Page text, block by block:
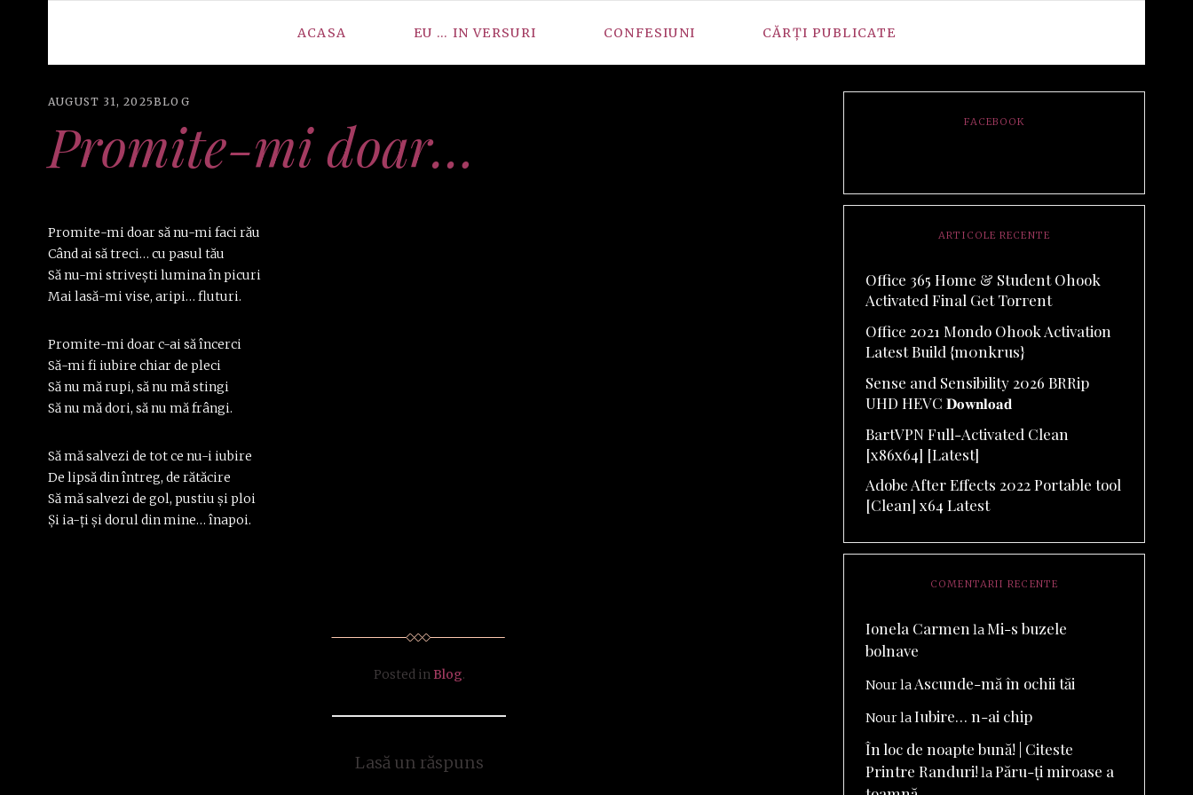
ACASA EU … IN VERSURI CONFESIUNI CĂRȚI PUBLICATE
AUGUST 31, 2025BLOG
Promite-mi doar…
Promite-mi doar să nu-mi faci rău
Când ai să treci… cu pasul tău
Să nu-mi strivești lumina în picuri
Mai lasă-mi vise, aripi… fluturi.
Promite-mi doar c-ai să încerci
Să-mi fi iubire chiar de pleci
Să nu mă rupi, să nu mă stingi
Să nu mă dori, să nu mă frângi.
Să mă salvezi de tot ce nu-i iubire
De lipsă din întreg, de rătăcire
Să mă salvezi de gol, pustiu și ploi
Şi ia-ți și dorul din mine… înapoi.
Posted in Blog.
Lasă un răspuns
FACEBOOK
ARTICOLE RECENTE
Office 365 Home & Student Ohook
Activated Final Gеt Torгеnt
Office 2021 Mondo Ohook Activation
Latest Build {m0nkrus}
Sense and Sensibility 2026 BRRip
UHD HEVC 𝐃𝐨𝐰𝐧𝐥𝐨𝐚𝐝
BartVPN Full-Activated Clean
[x86x64] [Latest]
Adobe After Effects 2022 Portable tool
[Clean] x64 Latest
COMENTARII RECENTE
Ionela CarmenlaMi-s buzele
bolnave
NourlaAscunde-mă în ochii tăi
NourlaIubire… n-ai chip
În loc de noapte bună! | Citeste
Printre Randuri! laPăru-ți miroase a